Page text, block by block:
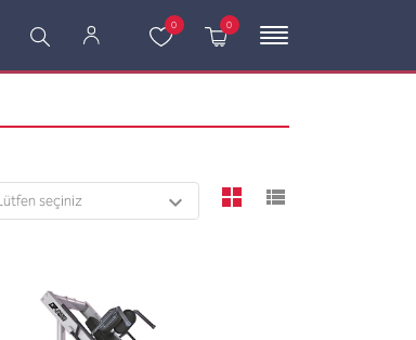
0 0
viewmode grid